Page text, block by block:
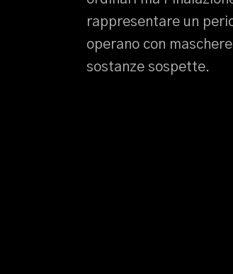
rappresentare un
operano con
sostanze sospette.